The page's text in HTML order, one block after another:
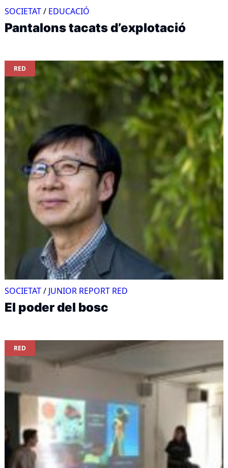
SOCIETAT/ EDUCACIÓ
Pantalons tacats d’explotació
RED
SOCIETAT/ JUNIOR REPORT RED
El poder del bosc
RED